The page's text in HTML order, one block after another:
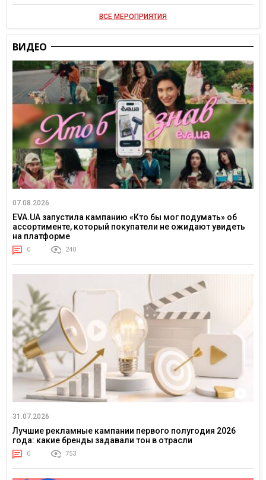
ВСЕ МЕРОПРИЯТИЯ
ВИДЕО
07.08.2026
EVA.UA запустила кампанию «Кто бы мог подумать» об
ассортименте, который покупатели не ожидают увидеть
на платформе
0 240
31.07.2026
Лучшие рекламные кампании первого полугодия 2026
года: какие бренды задавали тон в отрасли
0 753